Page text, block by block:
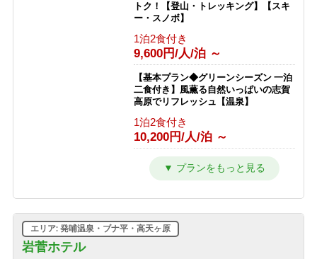
トク！【登山・トレッキング】【スキ
ー・スノボ】
1泊2食付き
9,600円/人/泊 ～
【基本プラン◆グリーンシーズン 一泊
二食付き】風薫る自然いっぱいの志賀
高原でリフレッシュ【温泉】
1泊2食付き
10,200円/人/泊 ～
【スキー＆スノボを楽しむ 冬の基本プ
ラン★一泊二食付】GWまで滑走可
10,100円/人/泊 ～
岩菅ホテル
エリア: 発哺温泉・ブナ平・高天ヶ原